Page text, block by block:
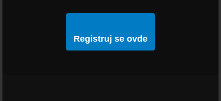
Registruj se ovde